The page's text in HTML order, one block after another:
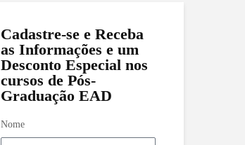
Cadastre-se e Receba
as Informações e um
Desconto Especial nos
cursos de Pós-
Graduação EAD
Nome